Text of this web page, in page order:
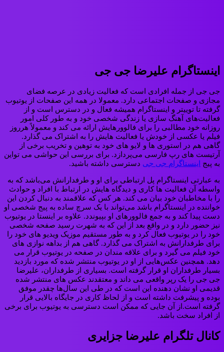
اینستاگرام علیرضا جی جی
جی جی از جمله افرادی است که فعالیت زیادی در عرصه فضای
مجازی و صفحات اجتماعی دارد. معمولا در همه این صفحات از یوتیوب
گرفته تا توییتر و اینستاگرام همیشه فعال و در دسترس است و از
فعالیت‌های آهنگ سازی یا زندگی شخصی خود و به طور کلی امور
روزانه خود مطالبی را برای فالوورهایش ارائه می کند و معمولاً هرروز
فیلم یا عکسی از خودش یا فعالیت هایش را به اشتراک می گذارد.
گاهی هم در استوری ها و لایو های خود به توهین و تخریب برخی از
آرتیست های رپ فارسی می‌پردازد. برای بررسی این حواشی می تواین
به پیج
اینستاگرام جی جی دسترسی داشته باشید.
به عبارتی اینستاگرام پل ارتباطی برای او و طرفدارانش می‌باشد که به
واسطه آن فعالیت ها کاری و دیدگاه هایش در ارتباط با افراد و حوادث
را با مخاطبان خود بیان می کند. هر کس که علاقمند به دنبال کردن این
خواننده در اینستاگرام باشد می‌تواند با یک سرچ ساده به پیج شخصی او
دست پیدا کند و به جمع فالوورهای او بپیوندد. علاوه بر اینستا در یوتیوب
نیز حضور دارد و در واقع بعد از این که به شهرت رسید صفحه شخصی
خود را در یوتیوب فعال کرد و به طور مستقیم موزیک ویدیو های خود را
برای طرفدارانش به اشتراک می گذارد. گاهی هم از بداهه نوازی های
خود فیلم می گیرد و برای علاقه مندان در صفحه در یوتیوب قرار می
دهد. همچنین عکس‌هایی از او در یوتیوب منتشر شده که مورد بازدید
بسیار طرفداران او قرار گرفته است. بسیاری از طرفداران، علیرضا
جی جی را یک رپر واقعی می داند و معتقدند عکس های منتشر شده
قدیمی او نشان دهنده این است که در طی این سال‌ها چقدر موفق
بوده و پیشرفت داشته است و از لحاظ کاری در جایگاه بالایی قرار
گرفته است.از آن جایی که ممکن است دسترسی به یوتیوب برای برخی
از افراد سخت باشد.
کانال تلگرام علیرضا جزایری